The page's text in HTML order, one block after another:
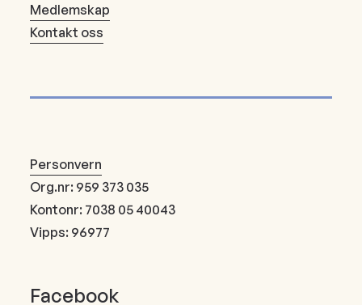
Medlemskap
Kontakt oss
Personvern
Org.nr: 959 373 035
Kontonr: 7038 05 40043
Vipps: 96977
Facebook